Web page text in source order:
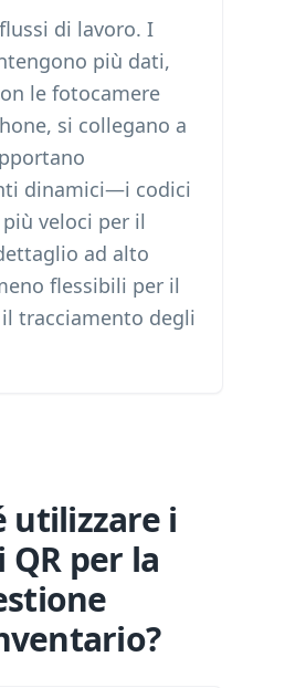
di lavoro. I
più dati,
le fotocamere
si collegano a
dinamici—i codici
veloci per il
ad alto
flessibili per il
tracciamento degli
utilizzare i
QR per la